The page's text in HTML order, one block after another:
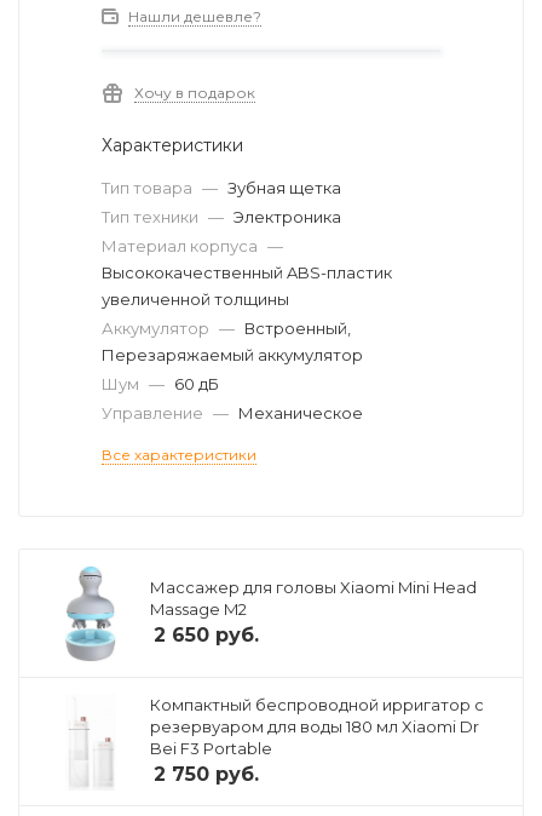
Нашли дешевле?
Хочу в подарок
Характеристики
Тип товара — Зубная щетка
Тип техники — Электроника
Материал корпуса —
Высококачественный ABS-пластик
увеличенной толщины
Аккумулятор — Встроенный,
Перезаряжаемый аккумулятор
Шум — 60 дБ
Управление — Механическое
Все характеристики
Массажер для головы Xiaomi Mini Head
Massage M2
2 650 руб.
Компактный беспроводной ирригатор с
резервуаром для воды 180 мл Xiaomi Dr
Bei F3 Portable
2 750 руб.